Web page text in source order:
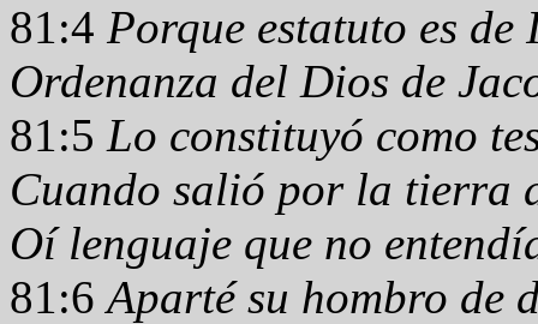
81:4 Porque estatuto es de
Ordenanza del Dios de
81:5 Lo constituyó como
Cuando salió por la tierra
Oí lenguaje que no
81:6Aparté su hombro de